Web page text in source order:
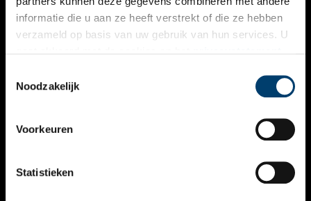
informatie die u aan ze heeft verstrekt of die ze hebben
verzameld op basis van uw gebruik van hun services. U
Noodzakelijk
Voorkeuren
Statistieken
KALENDER
ACTIVITEITEN